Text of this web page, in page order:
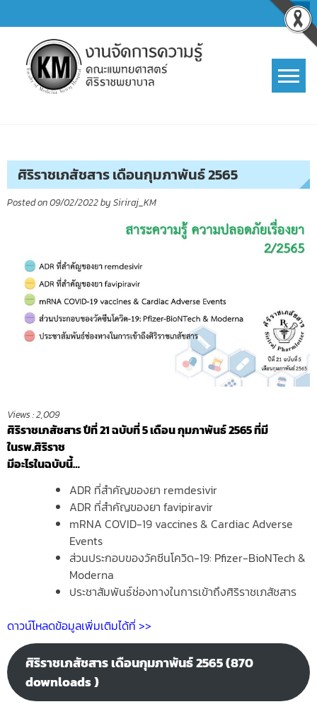
to
content
ศิริราชเภสัชสาร เดือนกุมภาพันธ์ 2565
Posted on09/02/2022by Siriraj_KM
Views :2,009
ศิริราชเภสัชสาร ปีที่ 21 ฉบับที่ 5 เดือน กุมภาพันธ์ 2565 ที่มี
ในรพ.ศิริราช
มีอะไรในฉบับนี้…
ADR ที่สำคัญของยา remdesivir
ADR ที่สำคัญของยา favipiravir
mRNA COVID-19 vaccines & Cardiac Adverse
Events
ส่วนประกอบของวัคซีนโควิด-19: Pfizer-BioNTech &
Moderna
ประชาสัมพันธ์ช่องทางในการเข้าถึงศิริราชเภสัชสาร
ดาวน์โหลดข้อมูลเพิ่มเติมได้ที่ >>
ศิริราชเภสัชสาร เดือนกุมภาพันธ์ 2565 (870
downloads )